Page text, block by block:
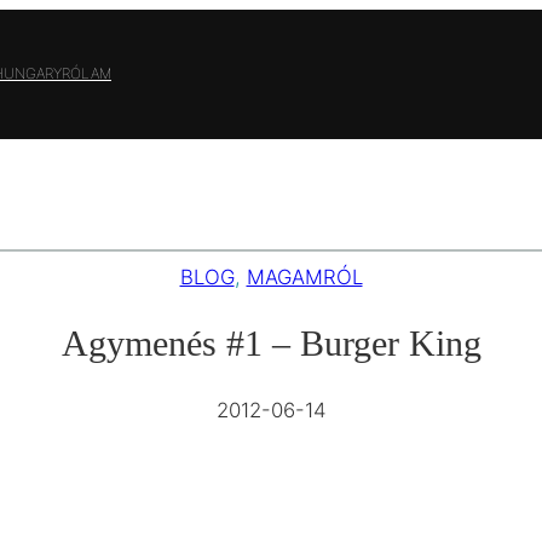
RÓLAM
BLOG, MAGAMRÓL
Agymenés #1 – Burger King
2012-06-14